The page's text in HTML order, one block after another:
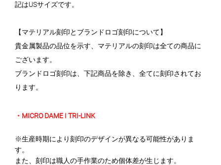
記はUSサイズです。
【マテリアル刻印とブランドロゴ刻印について】
貴金属製品の品位を示す、マテリアルの刻印は全ての商品に
ございます。
ブランドロゴ刻印は、下記商品を除き、全てに刻印されてお
ります。
・MICRO DAME I TRI-LINK
※生産時期により刻印のデザインが異なる可能性がありま
す。
また、刻印は職人の手作業のため個体差が生じます。